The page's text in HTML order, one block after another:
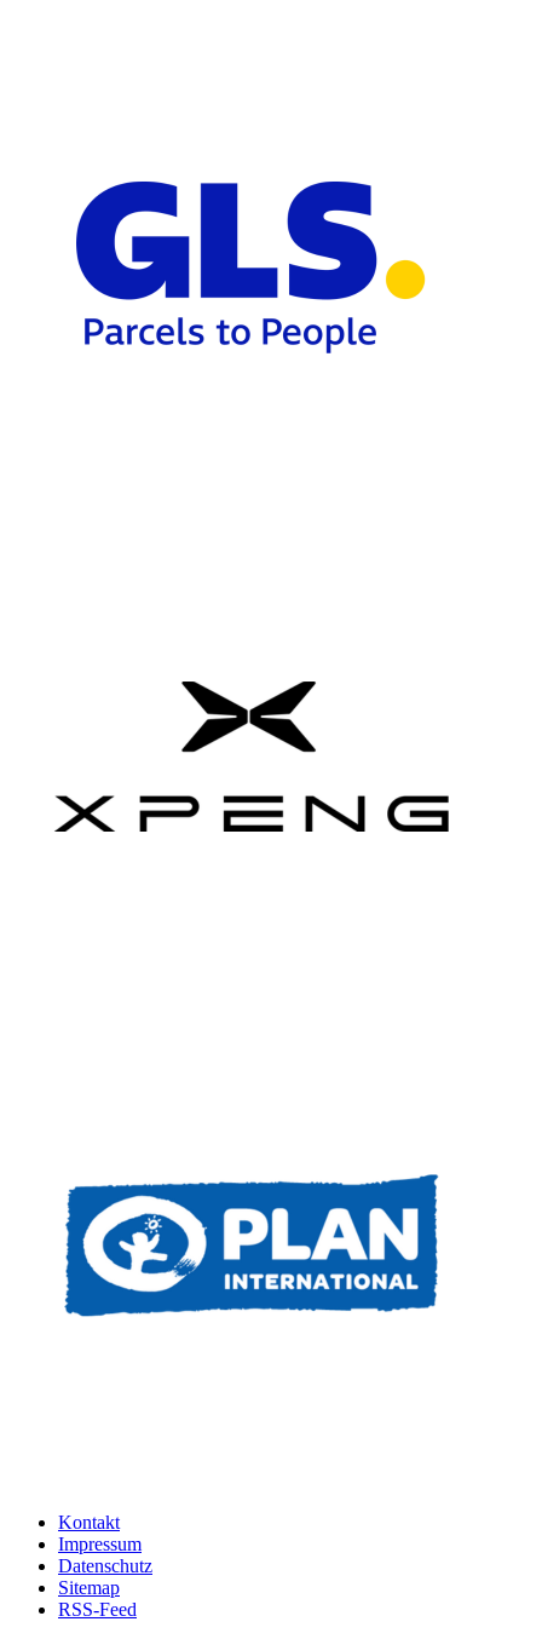
Kontakt
Impressum
Datenschutz
Sitemap
RSS-Feed